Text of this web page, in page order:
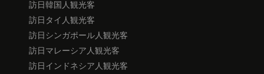
訪日韓国人観光客
訪日タイ人観光客
訪日シンガポール人観光客
訪日マレーシア人観光客
訪日インドネシア人観光客